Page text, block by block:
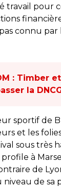
travail pour
connu par
: Timber
la
sportif de
et les
sous très
à
de
niveau de sa